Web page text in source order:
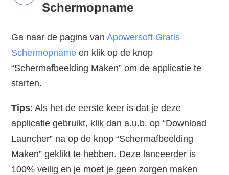
Schermopname
Ga naar de pagina vanApowersoft Gratis
Schermopname en klik op de knop
“Schermafbeelding Maken” om de applicatie te
starten.
Tips: Als het de eerste keer is dat je deze
applicatie gebruikt, klik dan a.u.b. op “Download
Launcher” na op de knop “Schermafbeelding
Maken” geklikt te hebben. Deze lanceerder is
100% veilig en je moet je geen zorgen maken